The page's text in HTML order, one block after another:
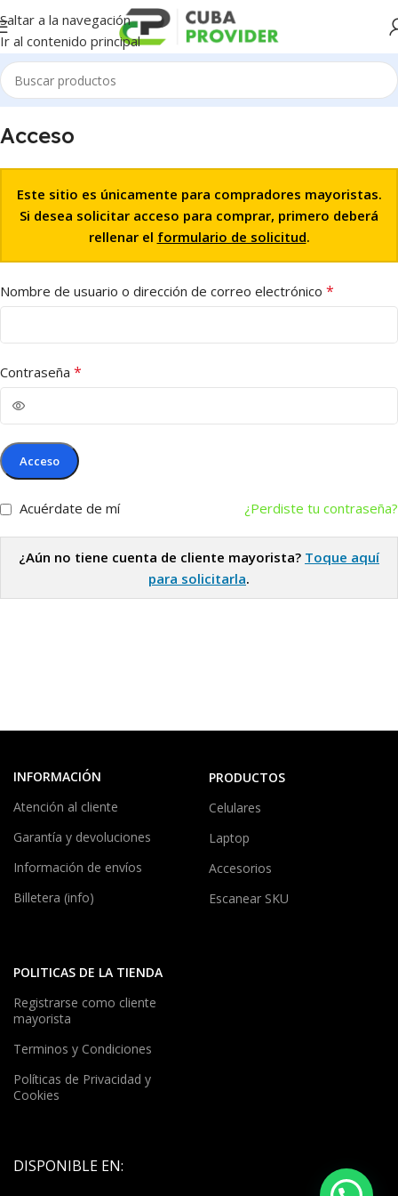
Saltar a la navegación
Ir al contenido principal
Acceso
Este sitio es únicamente para compradores mayoristas.
Si desea solicitar acceso para comprar, primero deberá
rellenar el formulario de solicitud.
Nombre de usuario o dirección de correo electrónico *
Contraseña *
Acceso
¿Perdiste tu contraseña?
Acuérdate de mí
¿Aún no tiene cuenta de cliente mayorista? Toque aquí
para solicitarla.
INFORMACIÓN
Atención al cliente
Garantía y devoluciones
Información de envíos
Billetera (info)
PRODUCTOS
Celulares
Laptop
Accesorios
Escanear SKU
POLITICAS DE LA TIENDA
Registrarse como cliente
mayorista
Terminos y Condiciones
Políticas de Privacidad y
Cookies
DISPONIBLE EN: